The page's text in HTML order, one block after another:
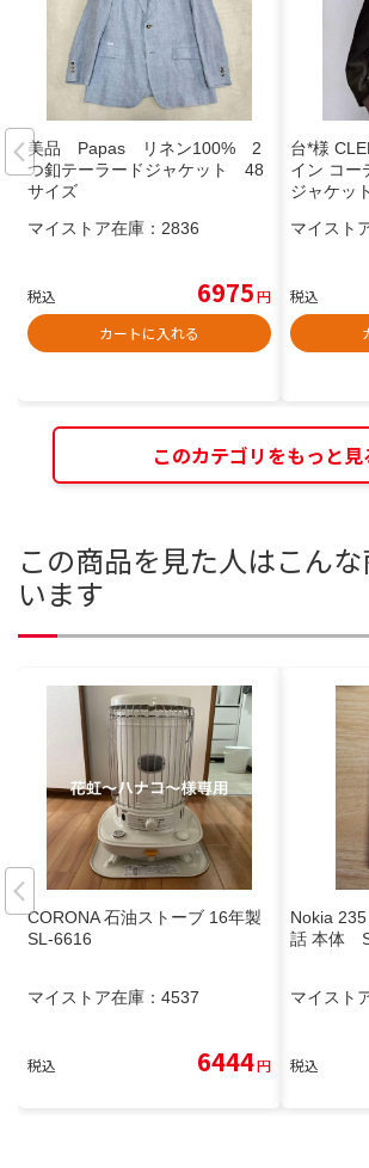
美品 Papas リネン100% 2
つ釦テーラードジャケット 48
サイズ
マイストア在庫： 2836
税込 6975円
カートに入れる
台*様
イン コー
ジャケット
マイスト
税込
このカテゴリをもっと見
この商品を見た人はこん
います
CORONA 石油ストーブ 16年製
SL-6616
マイストア在庫： 4537
税込 6444円
Nokia
話 本体
マイスト
税込